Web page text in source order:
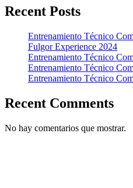
Recent Posts
Entrenamiento Técnico
Fulgor Experience 2024
Entrenamiento Técnico
Entrenamiento Técnico
Entrenamiento Técnico
Recent Comments
No hay comentarios que mostrar.